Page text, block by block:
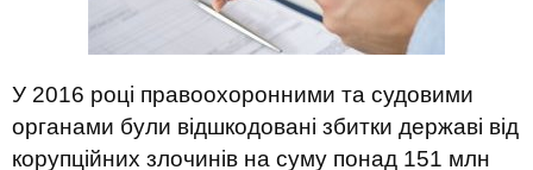
У 2016 році правоохоронними та судовими
органами були відшкодовані збитки державі від
корупційних злочинів на суму понад 151 млн